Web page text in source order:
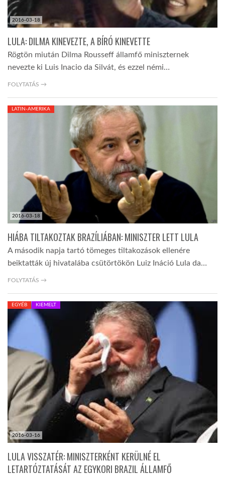
2016-03-18
LULA: DILMA KINEVEZTE, A BÍRÓ KINEVETTE
Rögtön miután Dilma Rousseff államfő miniszternek
nevezte ki Luis Inacio da Silvát, és ezzel némi…
FOLYTATÁS →
2016-03-18
LATIN-AMERIKA
HIÁBA TILTAKOZTAK BRAZÍLIÁBAN: MINISZTER LETT LULA
A második napja tartó tömeges tiltakozások ellenére
beiktatták új hivatalába csütörtökön Luiz Ináció Lula da…
FOLYTATÁS →
2016-03-16
EGYÉB KIEMELT
LULA VISSZATÉR: MINISZTERKÉNT KERÜLNÉ EL
LETARTÓZTATÁSÁT AZ EGYKORI BRAZIL ÁLLAMFŐ